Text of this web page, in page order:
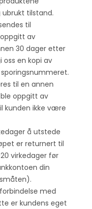
ubrukt tilstand.
til
av
30 dager etter
oss en kopi av
til en annen
oppgitt av
kunden ikke være
å utstede
er returnert til
virkedager før
din
med
er kundens eget